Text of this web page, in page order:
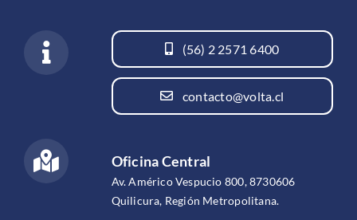
(56) 2 2571 6400
contacto@volta.cl
Oficina Central
Av. Américo Vespucio 800, 8730606
Quilicura, Región Metropolitana.